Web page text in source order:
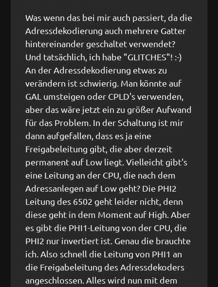
Was wenn das bei mir auch passiert, da die
Adressdekodierung auch mehrere Gatter
hintereinander geschaltet verwendet?
Und tatsächlich, ich habe "GLITCHES"! :-)
An der Adressdekodierung etwas zu
verändern ist schwierig. Man könnte auf
GAL umsteigen oder CPLD's verwenden,
aber das wäre jetzt ein zu größer Aufwand
für das Problem. In der Schaltung ist mir
dann aufgefallen, dass es ja eine
Freigabeleitung gibt, die aber derzeit
permanent auf Low liegt. Vielleicht gibt's
eine Leitung an der CPU, die nach dem
Adressanlegen auf Low geht? Die PHI2
Leitung des 6502 geht leider nicht, denn
diese geht in dem Moment auf High. Aber
es gibt die PHI1-Leitung von der CPU, die
PHI2 nur invertiert ist. Genau die brauchte
ich. Also schnell die Leitung von PHI1 an
die Freigabeleitung des Adressdekoders
angeschlossen. Alles wird nun mit dem